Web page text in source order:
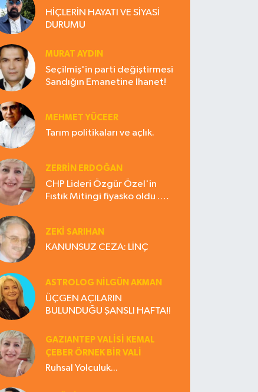
HİÇLERİN HAYATI VE SİYASİ
DURUMU
MURAT AYDIN
Seçilmiş'in parti değiştirmesi
Sandığın Emanetine İhanet!
MEHMET YÜCEER
Tarım politikaları ve açlık.
ZERRIN ERDOĞAN
CHP Lideri Özgür Özel'in
Fıstık Mitingi fiyasko oldu .
ZEKI SARIHAN
KANUNSUZ CEZA: LİNÇ
ASTROLOG NILGÜN AKMAN
ÜÇGEN AÇILARIN
BULUNDUĞU ŞANSLI HAFTA!!
GAZIANTEP VALISI KEMAL
ÇEBER ÖRNEK BİR VALİ
Ruhsal Yolculuk...